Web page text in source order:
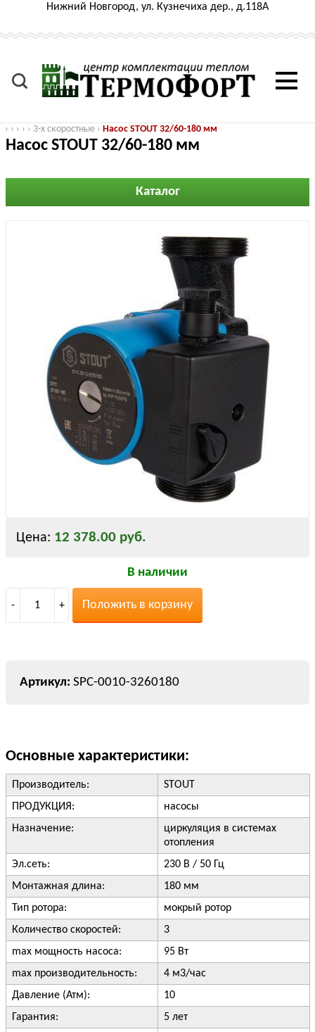
Нижний Новгород, ул. Кузнечиха дер., д.118А
› › › › › 3-х скоростные › Насос STOUT 32/60-180 мм
Насос STOUT 32/60-180 мм
Каталог
Цена: 12 378.00 руб.
В наличии
- 1 + Положить в корзину
SPC-0010-3260180
Основные характеристики:
Производитель:
STOUT
ПРОДУКЦИЯ:
насосы
Назначение:
циркуляция в системах
отопления
Эл.сеть:
230 В / 50 Гц
Монтажная длина:
180 мм
Тип ротора:
мокрый ротор
Количество скоростей:
3
max мощность насоса:
95 Вт
max производительность:
4 м3/час
Давление (Атм):
10
Гарантия:
5 лет